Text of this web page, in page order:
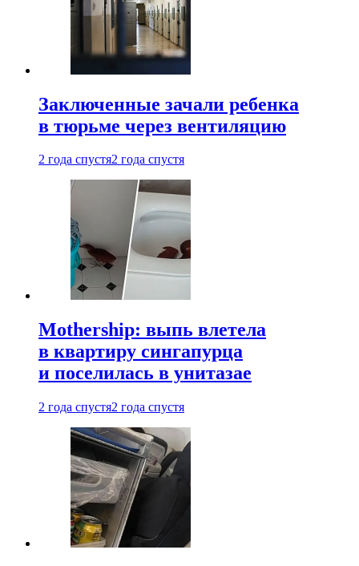
Заключенные зачали ребенка
в тюрьме через вентиляцию
2 года спустя2 года спустя
Mothership: выпь влетела
в квартиру сингапурца
и поселилась в унитазае
2 года спустя2 года спустя